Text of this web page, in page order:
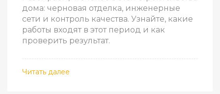
дома: черновая отделка, инженерные
сети и контроль качества. Узнайте, какие
работы входят в этот период и как
проверить результат.
Читать далее